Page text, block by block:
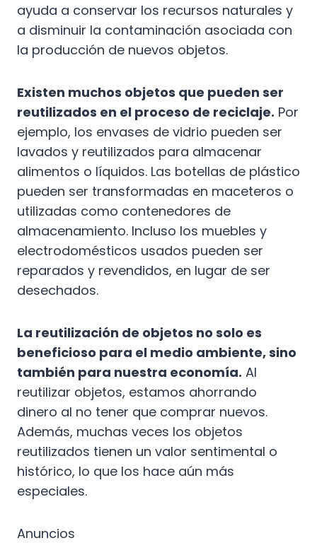
ayuda a conservar los recursos naturales y
a disminuir la contaminación asociada con
la producción de nuevos objetos.
Existen muchos objetos que pueden ser
reutilizados en el proceso de reciclaje. Por
ejemplo, los envases de vidrio pueden ser
lavados y reutilizados para almacenar
alimentos o líquidos. Las botellas de plástico
pueden ser transformadas en maceteros o
utilizadas como contenedores de
almacenamiento. Incluso los muebles y
electrodomésticos usados pueden ser
reparados y revendidos, en lugar de ser
desechados.
La reutilización de objetos no solo es
beneficioso para el medio ambiente, sino
también para nuestra economía. Al
reutilizar objetos, estamos ahorrando
dinero al no tener que comprar nuevos.
Además, muchas veces los objetos
reutilizados tienen un valor sentimental o
histórico, lo que los hace aún más
especiales.
Anuncios